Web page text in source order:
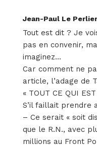
Jean-Paul Le
Tout est dit ? Je
pas en convenir,
imaginez…
Car comment ne
article, l’adage de
« TOUT CE QUI
S’il faillait prendre
– Ce serait « soit
que le R.N., avec
millions au Front